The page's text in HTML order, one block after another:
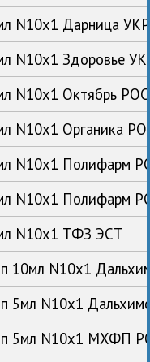
N10x1 Дарница УКР
N10x1 Здоровье
N10x1 Октябрь РОС
N10x1 Органика
N10x1 Полифарм
N10x1 Полифарм
N10x1 ТФЗ ЭСТ
10мл N10x1
5мл N10x1
5мл N10x1 МХФП